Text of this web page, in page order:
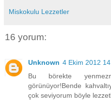
Miskokulu Lezzetler
16 yorum:
Unknown 4 Ekim 2012
Bu börekte
görünüyor!Bende
çok seviyorum böyle